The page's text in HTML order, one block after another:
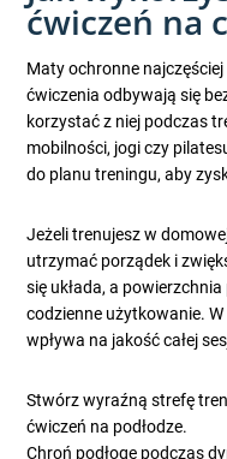
ćwiczeń na
Maty ochronne
ćwiczenia odbywają się
korzystać z niej podczas
mobilności, jogi czy
do planu treningu, aby
Jeżeli trenujesz w
utrzymać porządek i
się układa, a
codzienne użytkowanie.
wpływa na jakość całej
Stwórz wyraźną strefę
ćwiczeń na podłodze.
Chroń podłogę podczas